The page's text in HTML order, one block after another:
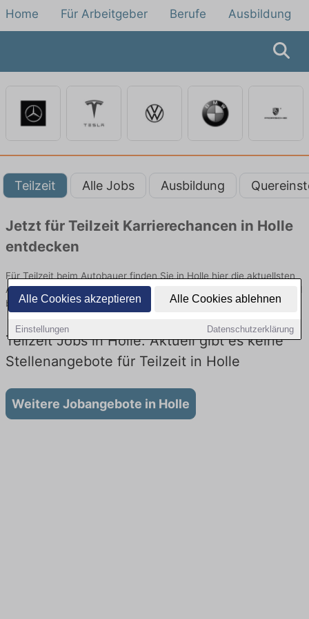
Alle Cookies akzeptieren Alle Cookies ablehnen
Einstellungen Datenschutzerklärung
Home Für Arbeitgeber Berufe Ausbildung
Teilzeit Alle Jobs Ausbildung
Jetzt für Teilzeit Karrierechancen in Holle
entdecken
Für Teilzeit beim Autobauer finden Sie in Holle hier die aktuellsten
Angebote. Entdecken Sie freie Optionen von Top-Arbeitgebern und
bewerben Sie sich noch heute.
Teilzeit Jobs in Holle: Aktuell gibt es keine
Stellenangebote für Teilzeit in Holle
Weitere Jobangebote in Holle